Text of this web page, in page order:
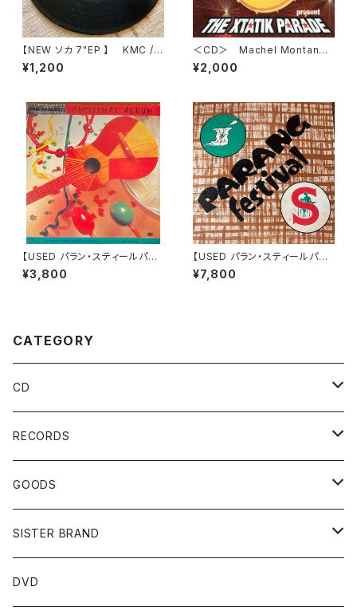
【NEW ソカ 7"EP 】 KMC / S
oul On Fire、T.O.K / Get Up
Stand Up
¥1,200
＜CD＞ Machel Montano,
Xtatik / The Xtatik Parade
¥2,000
【USED パラン・スティールパン
LP 】Pan Assembly – Christ
mas Album #panang
¥3,800
【USED パラン・スティールパン
LP 】Parang Festival / V.A
¥7,800
CATEGORY
CD
COMPILATION
ALBUM
MIX CD
RECORDS
7"EP
LP
12"EP
GOODS
ポスター
パンフレット
SISTER BRAND
アイラブトリニ<ilovetrini.net> GOODS
DVD